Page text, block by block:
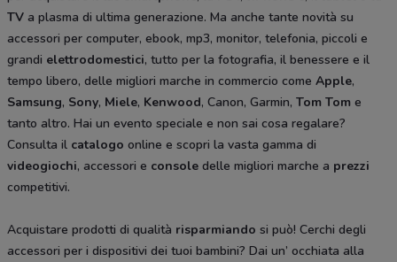
TV a plasma di ultima generazione. Ma anche tante novità su
accessori per computer, ebook, mp3, monitor, telefonia, piccoli e
grandi elettrodomestici, tutto per la fotografia, il benessere e il
tempo libero, delle migliori marche in commercio come Apple,
Samsung, Sony, Miele, Kenwood, Canon, Garmin, Tom Tom e
tanto altro. Hai un evento speciale e non sai cosa regalare?
Consulta il catalogo online e scopri la vasta gamma di
videogiochi, accessori e console delle migliori marche a prezzi
competitivi.
Acquistare prodotti di qualità risparmiando si può! Cerchi degli
accessori per i dispositivi dei tuoi bambini? Dai un’ occhiata alla